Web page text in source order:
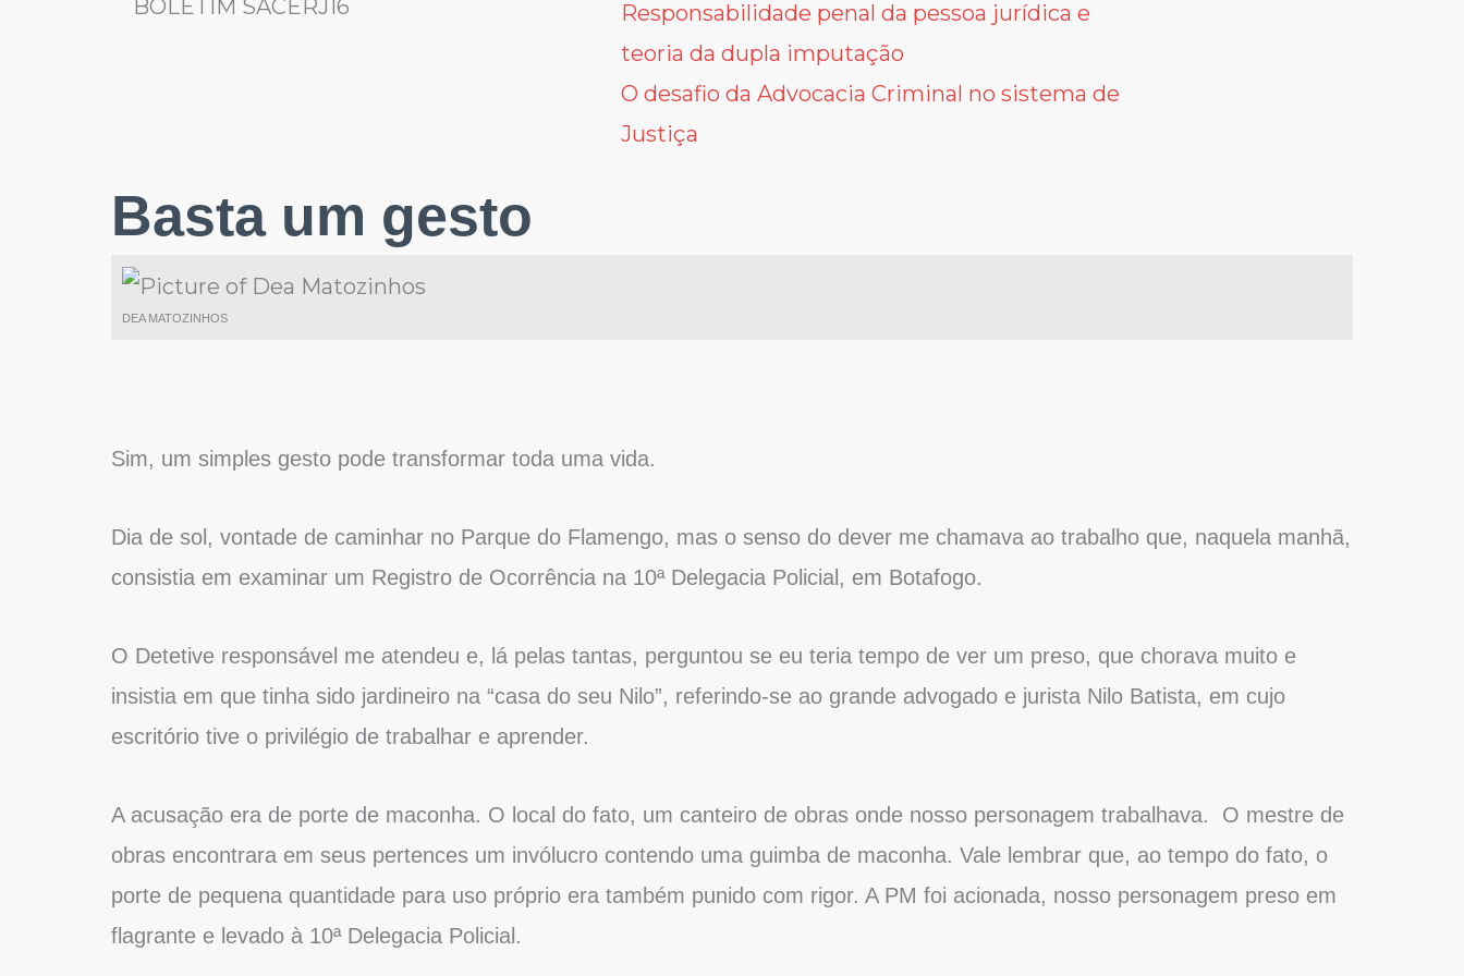
BOLETIM SACERJ 16 Prev
Responsabilidade penal da pessoa jurídica e
teoria da dupla imputação
O desafio da Advocacia Criminal no sistema de
Justiça
Next
Basta um gesto
DEA MATOZINHOS
Sim, um simples gesto pode transformar toda uma vida.
Dia de sol, vontade de caminhar no Parque do Flamengo, mas o senso do dever me chamava ao trabalho que, naquela manhã,
consistia em examinar um Registro de Ocorrência na 10ª Delegacia Policial, em Botafogo.
O Detetive responsável me atendeu e, lá pelas tantas, perguntou se eu teria tempo de ver um preso, que chorava muito e
insistia em que tinha sido jardineiro na “casa do seu Nilo”, referindo-se ao grande advogado e jurista Nilo Batista, em cujo
escritório tive o privilégio de trabalhar e aprender.
A acusação era de porte de maconha. O local do fato, um canteiro de obras onde nosso personagem trabalhava. O mestre de
obras encontrara em seus pertences um invólucro contendo uma guimba de maconha. Vale lembrar que, ao tempo do fato, o
porte de pequena quantidade para uso próprio era também punido com rigor. A PM foi acionada, nosso personagem preso em
flagrante e levado à 10ª Delegacia Policial.